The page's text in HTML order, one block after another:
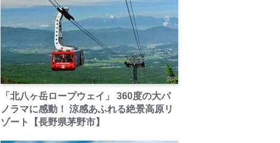
PR
「北八ヶ岳ロープウェイ」 360度の大パ
ノラマに感動！ 涼感あふれる絶景高原リ
ゾート【長野県茅野市】